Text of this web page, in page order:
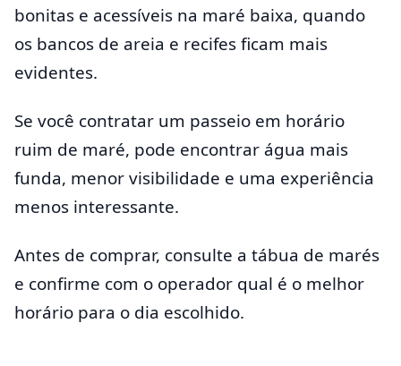
bonitas e acessíveis na maré baixa, quando
os bancos de areia e recifes ficam mais
evidentes.
Se você contratar um passeio em horário
ruim de maré, pode encontrar água mais
funda, menor visibilidade e uma experiência
menos interessante.
Antes de comprar, consulte a tábua de marés
e confirme com o operador qual é o melhor
horário para o dia escolhido.